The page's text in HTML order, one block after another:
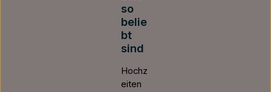
so
belie
bt
sind
Hochz
eiten